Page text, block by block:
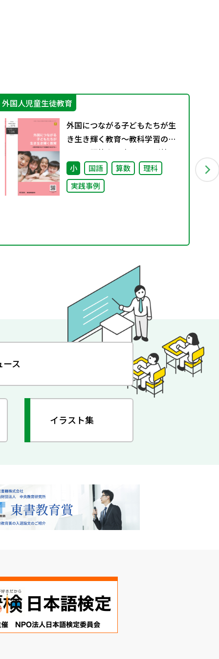
外国人児童生徒教育
外国につながる子どもたちが生
き生き輝く教育～教科学習のな
かで言語能力を広げる～（特別
課題134）
小 国語 算数
理科
実践事例
ース
イラスト集